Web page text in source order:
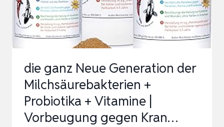
KRANKHEITEN
-
…
die ganz Neue Generation der
Milchsäurebakterien +
Probiotika + Vitamine |
Vorbeugung gegen Kran…